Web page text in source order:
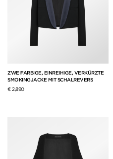
ZWEIFARBIGE, EINREIHIGE, VERKÜRZTE
SMOKINGJACKE MIT SCHALREVERS
€ 2,890